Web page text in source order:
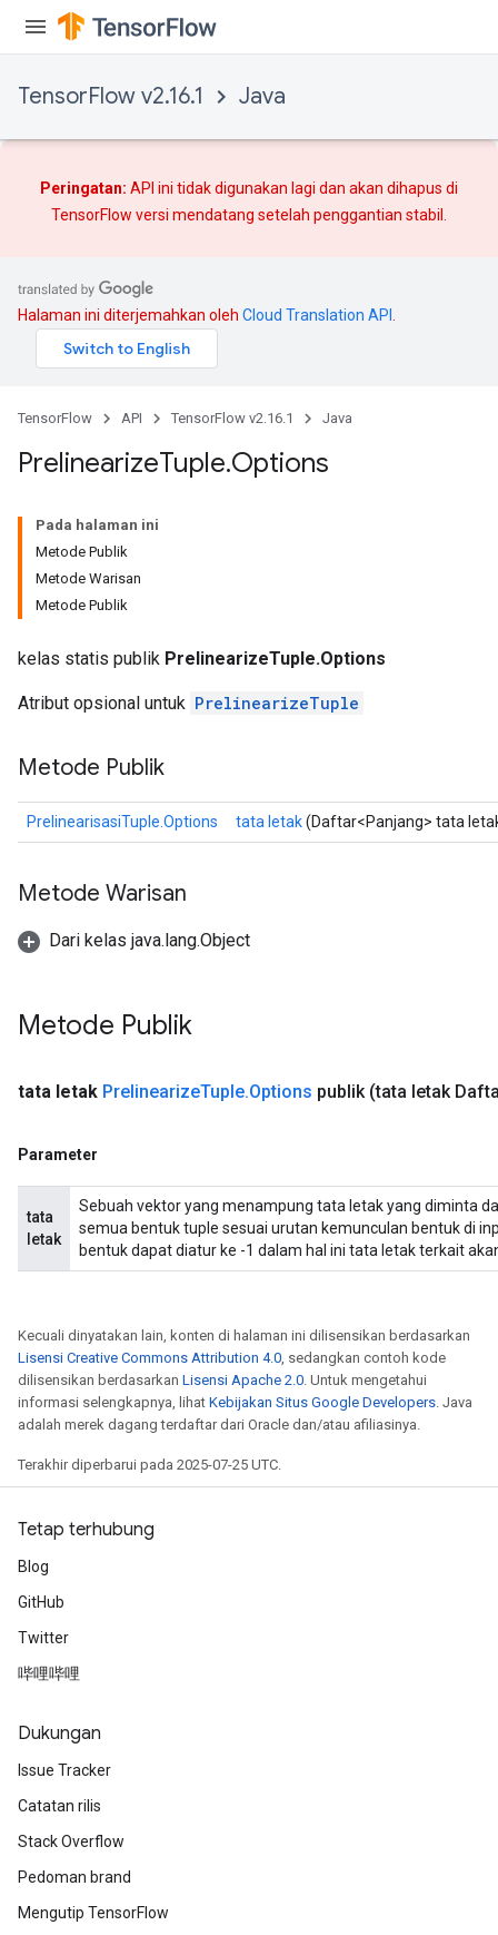
TensorFlow v2.16.1 Java
Peringatan: API ini tidak digunakan lagi dan akan dihapus di
TensorFlow versi mendatang setelah penggantian stabil.
Halaman ini diterjemahkan oleh Cloud Translation API
TensorFlow API TensorFlow v2.16.1 Java
PrelinearizeTuple.Options
Pada halaman ini
Metode Publik
Metode Warisan
Metode Publik
kelas statis publik PrelinearizeTuple.Options
Atribut opsional untuk PrelinearizeTuple
Metode Publik
PrelinearisasiTuple.Options tata letak(Daftar<Panjang> tata
Metode Warisan
Dari kelas java.lang.Object
Metode Publik
tata letak PrelinearizeTuple.Options publik (tata letak
Parameter
tata
letak
Sebuah vektor yang menampung tata letak yang diminta
semua bentuk tuple sesuai urutan kemunculan bentuk di
bentuk dapat diatur ke -1 dalam hal ini tata letak terkait
Kecuali dinyatakan lain, konten di halaman ini dilisensikan berdasarkan
Lisensi Creative Commons Attribution 4.0 , sedangkan contoh kode
dilisensikan berdasarkan Lisensi Apache 2.0 . Untuk mengetahui
informasi selengkapnya, lihat Kebijakan Situs Google Developers . Java
adalah merek dagang terdaftar dari Oracle dan/atau afiliasinya.
Terakhir diperbarui pada 2025-07-25 UTC.
Tetap terhubung
Blog
GitHub
Twitter
哔哩哔哩
Dukungan
Issue Tracker
Catatan rilis
Stack Overflow
Pedoman brand
Mengutip TensorFlow